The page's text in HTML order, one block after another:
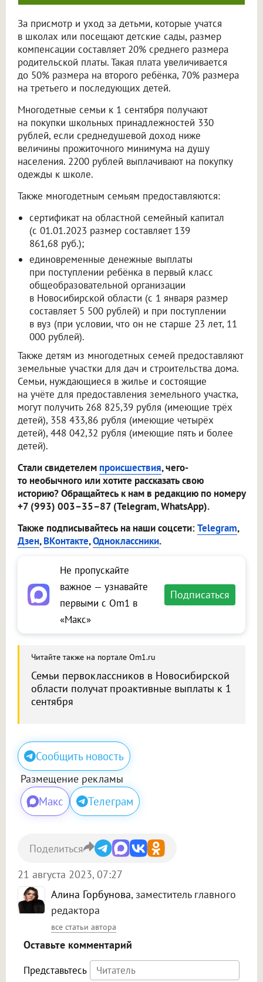
За присмотр и уход за детьми, которые учатся
в школах или посещают детские сады, размер
компенсации составляет 20% среднего размера
родительской платы. Такая плата увеличивается
до 50% размера на второго ребёнка, 70% размера
на третьего и последующих детей.
Многодетные семьи к 1 сентября получают
на покупки школьных принадлежностей 330
рублей, если среднедушевой доход ниже
величины прожиточного минимума на душу
населения. 2200 рублей выплачивают на покупку
одежды к школе.
Также многодетным семьям предоставляются:
сертификат на областной семейный капитал
(с 01.01.2023 размер составляет 139
861,68 руб.);
единовременные денежные выплаты
при поступлении ребёнка в первый класс
общеобразовательной организации
в Новосибирской области (с 1 января размер
составляет 5 500 рублей) и при поступлении
в вуз (при условии, что он не старше 23 лет, 11
000 рублей).
Также детям из многодетных семей предоставляют
земельные участки для дач и строительства дома.
Семьи, нуждающиеся в жилье и состоящие
на учёте для предоставления земельного участка,
могут получить 268 825,39 рубля (имеющие трёх
детей), 358 433,86 рубля (имеющие четырёх
детей), 448 042,32 рубля (имеющие пять и более
детей).
Стали свидетелем происшествия, чего-
то необычного или хотите рассказать свою
историю? Обращайтесь к нам в редакцию по номеру
+7 (993) 003–35–87 (Telegram, WhatsApp).
Также подписывайтесь на наши соцсети:Telegram,
Дзен,ВКонтакте,Одноклассники.
Не пропускайте
важное — узнавайте
первыми с Om1 в
«Макс»
Подписаться
Читайте также на портале Om1.ru
Семьи первоклассников в Новосибирской
области получат проактивные выплаты к 1
сентября
Сообщить новость
Размещение рекламы
Макс Телеграм
Алина Горбунова, заместитель главного
редактора
все статьи автора
21 августа 2023, 07:27
Поделиться
Оставьте комментарий
Представьтесь